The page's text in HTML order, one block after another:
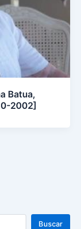
Batua,
2002]
Buscar